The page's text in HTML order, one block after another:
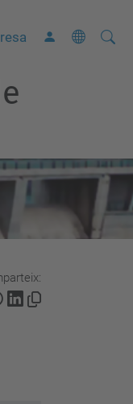
Cerca
C
v
a